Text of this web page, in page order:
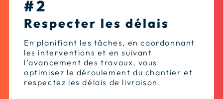
#2
Respecter les délais
En planifiant les tâches, en coordonnant
les interventions et en suivant
l’avancement des travaux, vous
optimisez le déroulement du chantier et
respectez les délais de livraison.